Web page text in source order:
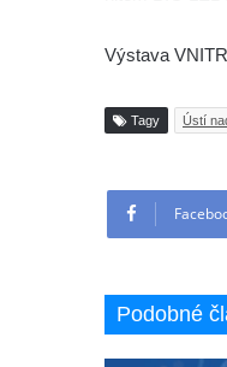
Výstava
Tagy Ústí
Podobné